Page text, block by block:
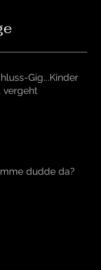
Gig...Kinder
vergeht
dudde da?